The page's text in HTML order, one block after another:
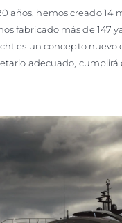
años, hemos creado 14
fabricado más de 147
es un concepto
adecuado, cumplirá